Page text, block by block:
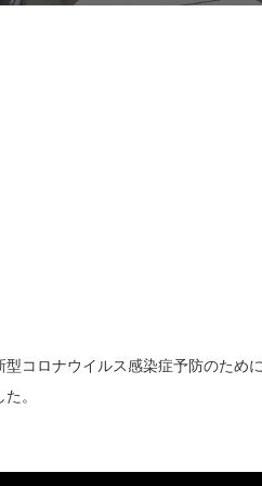
コロナウイルス感染症予防のため
。